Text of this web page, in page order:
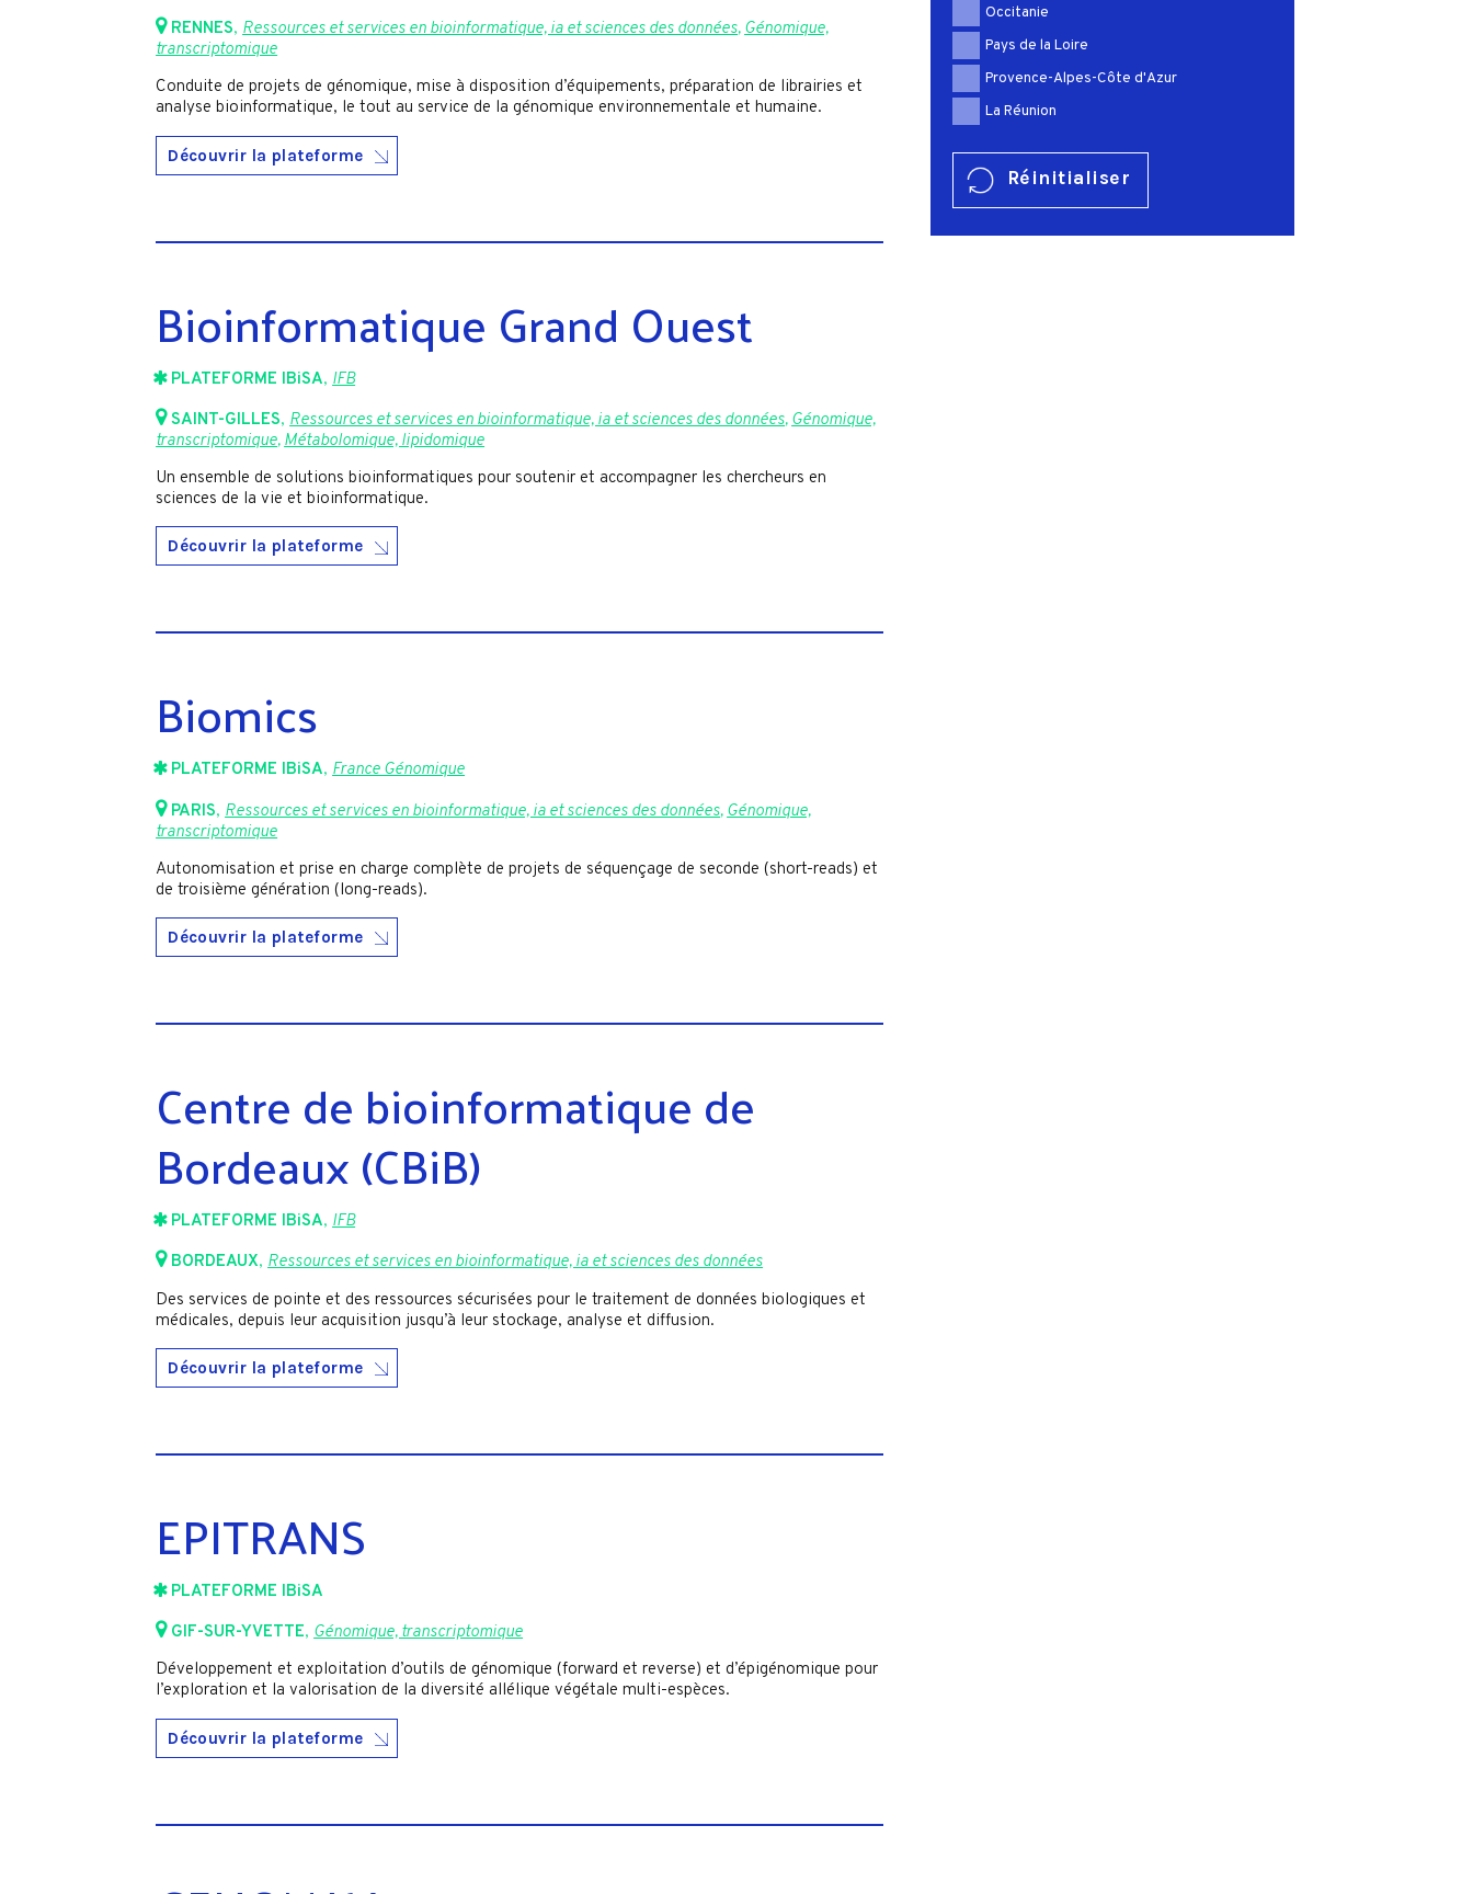
RENNES,Ressources et services en bioinformatique, ia et sciences des données,Génomique,
transcriptomique
Conduite de projets de génomique, mise à disposition d’équipements, préparation de librairies et
analyse bioinformatique, le tout au service de la génomique environnementale et humaine.
Découvrir la plateforme
Bioinformatique Grand Ouest
PLATEFORME IBiSA, IFB
SAINT-GILLES,Ressources et services en bioinformatique, ia et sciences des données,Génomique,
transcriptomique,Métabolomique, lipidomique
Un ensemble de solutions bioinformatiques pour soutenir et accompagner les chercheurs en
sciences de la vie et bioinformatique.
Découvrir la plateforme
Biomics
PLATEFORME IBiSA,France Génomique
PARIS, Ressources et services en bioinformatique, ia et sciences des données, Génomique,
transcriptomique
Autonomisation et prise en charge complète de projets de séquençage de seconde (short-reads) et
de troisième génération (long-reads).
Découvrir la plateforme
Centre de bioinformatique de
Bordeaux (CBiB)
PLATEFORME IBiSA,IFB
BORDEAUX,Ressources et services en bioinformatique, ia et sciences des données
Des services de pointe et des ressources sécurisées pour le traitement de données biologiques et
médicales, depuis leur acquisition jusqu’à leur stockage, analyse et diffusion.
Découvrir la plateforme
EPITRANS
PLATEFORME IBiSA
GIF-SUR-YVETTE,Génomique, transcriptomique
Développement et exploitation d’outils de génomique (forward et reverse) et d’épigénomique pour
l’exploration et la valorisation de la diversité allélique végétale multi-espèces.
Découvrir la plateforme
Occitanie
Pays de la Loire
Provence-Alpes-Côte d'Azur
La Réunion
Réinitialiser